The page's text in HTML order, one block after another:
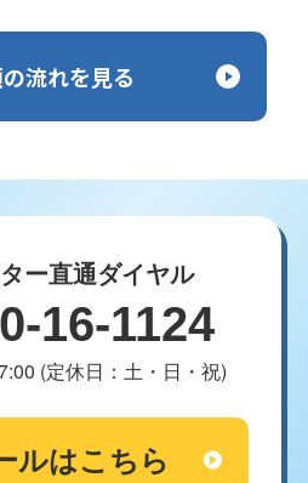
流れを見る
ー直通ダイヤル
16-1124
(定休日：土・日・祝)
ルはこちら